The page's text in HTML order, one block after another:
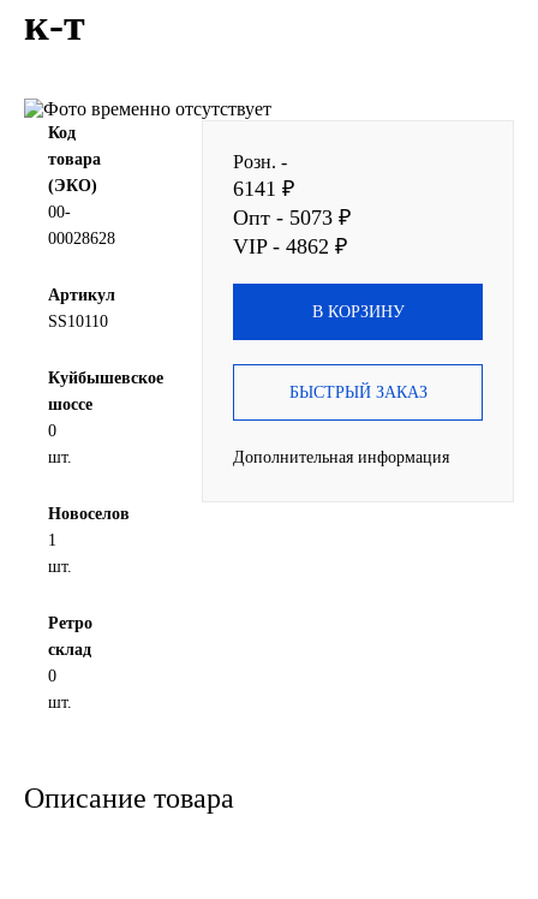
SINTEC
UNIX
ZIC
BP VISCO
ЛУКОЙЛ
Новоуфимский НПЗ
Оригинальные масла
North Sea Lubricants
к-т
Код
товара
(ЭКО)
00-
00028628
Артикул
SS10110
Куйбышевское
шоссе
0
шт.
Новоселов
1
шт.
Ретро
склад
0
шт.
Розн. -
6141 ₽
Опт - 5073 ₽
VIP - 4862 ₽
В КОРЗИНУ
БЫСТРЫЙ ЗАКАЗ
Дополнительная информация
Описание товара